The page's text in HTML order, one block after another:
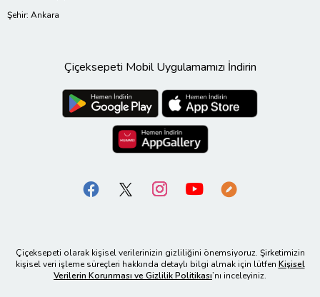
Şehir: Ankara
Çiçeksepeti Mobil Uygulamamızı İndirin
Çiçeksepeti olarak kişisel verilerinizin gizliliğini önemsiyoruz. Şirketimizin
kişisel veri işleme süreçleri hakkında detaylı bilgi almak için lütfen Kişisel
Verilerin Korunması ve Gizlilik Politikası’nı inceleyiniz.